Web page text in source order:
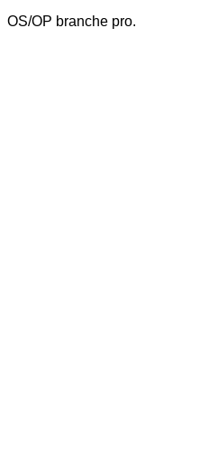
OS/OP branche pro.